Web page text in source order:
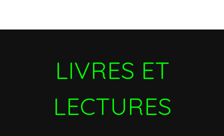
LIVRES ET
LECTURES